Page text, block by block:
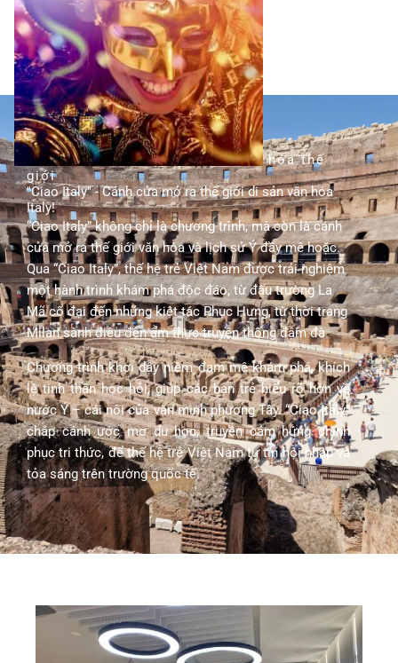
hành trình khám phá di sản văn hóa thế
giới
"Ciao Italy" - Cánh cửa mở ra thế giới di sản văn hóa
Italy!
“Ciao Italy” không chỉ là chương trình, mà còn là cánh
cửa mở ra thế giới văn hóa và lịch sử Ý đầy mê hoặc.
Qua “Ciao Italy”, thế hệ trẻ Việt Nam được trải nghiệm
một hành trình khám phá độc đáo, từ đấu trường La
Mã cổ đại đến những kiệt tác Phục Hưng, từ thời trang
Milan sành điệu đến ẩm thực truyền thống đậm đà.
Chương trình khơi dậy niềm đam mê khám phá, khích
lệ tinh thần học hỏi, giúp các bạn trẻ hiểu rõ hơn về
nước Ý – cái nôi của văn minh phương Tây. “Ciao Italy”
chắp cánh ước mơ du học, truyền cảm hứng chinh
phục tri thức, để thế hệ trẻ Việt Nam tự tin hội nhập và
tỏa sáng trên trường quốc tế.